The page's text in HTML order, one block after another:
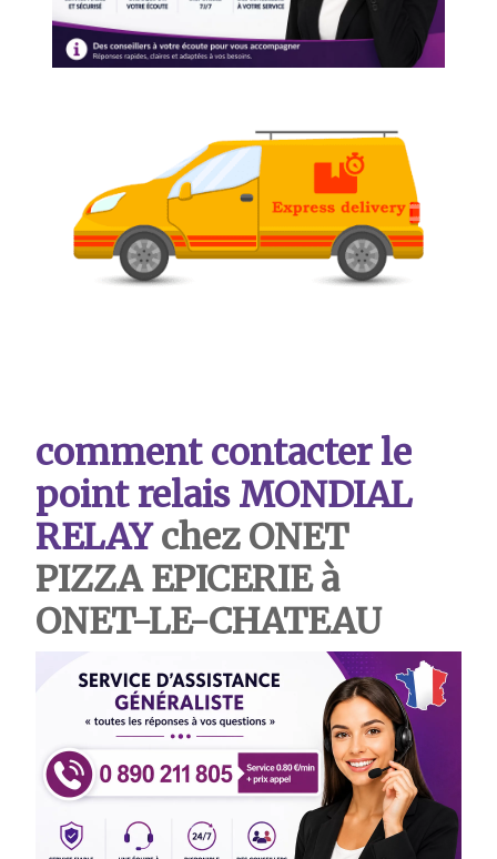
comment contacter le
point relais MONDIAL
RELAYchez ONET
PIZZA EPICERIE à
ONET-LE-CHATEAU